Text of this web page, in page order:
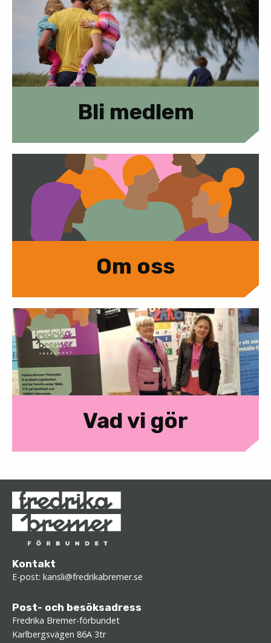
Bli medlem
Om oss
Vad vi gör
Kontakt
E-post: kansli@fredrikabremer.se
Post- och besöksadress
Fredrika Bremer-förbundet
Karlbergsvägen 86A 3tr